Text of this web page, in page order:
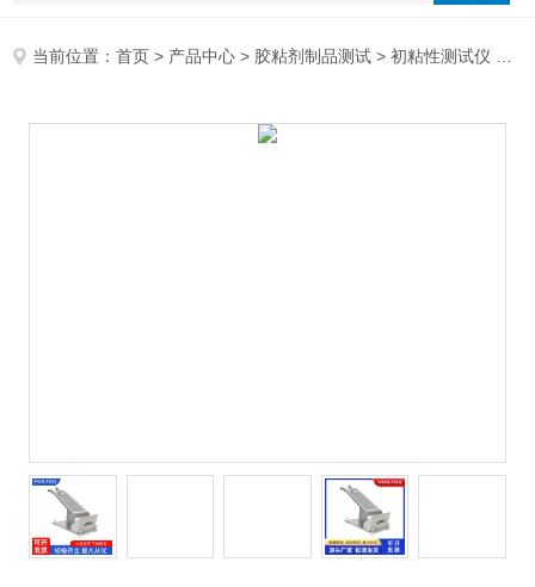
当前位置：首页 > 产品中心 > 胶粘剂制品测试 >初粘性测试仪